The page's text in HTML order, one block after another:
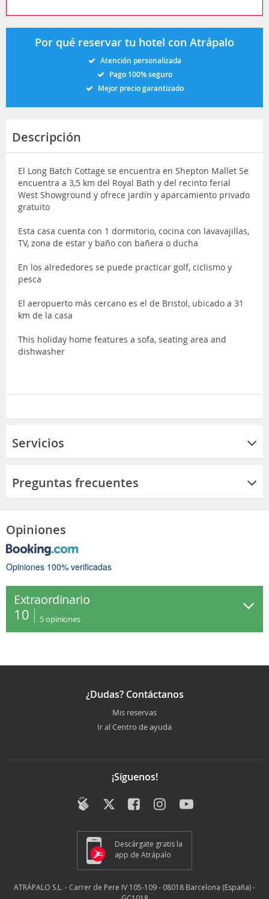
Por qué reservar tu hotel con Atrápalo
Atención personalizada
Pago 100% seguro
Mejor precio garantizado
Descripción
El Long Batch Cottage se encuentra en Shepton Mallet Se
encuentra a 3,5 km del Royal Bath y del recinto ferial
West Showground y ofrece jardín y aparcamiento privado
gratuito
Esta casa cuenta con 1 dormitorio, cocina con lavavajillas,
TV, zona de estar y baño con bañera o ducha
En los alrededores se puede practicar golf, ciclismo y
pesca
El aeropuerto más cercano es el de Bristol, ubicado a 31
km de la casa
This holiday home features a sofa, seating area and
dishwasher
Servicios
Preguntas frecuentes
Opiniones
Opiniones 100% verificadas
Extraordinario
10 5 opiniones
¿Dudas? Contáctanos
Mis reservas
Ir al Centro de ayuda
¡Síguenos!
Descárgate gratis la
app de Atrápalo
ATRÁPALO S.L. - Carrer de Pere IV 105-109 - 08018 Barcelona (España) -